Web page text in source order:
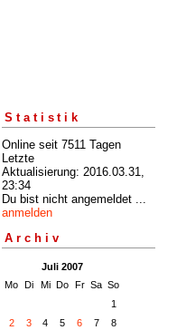
Statistik
Online seit 7511 Tagen
Letzte
Aktualisierung: 2016.03.31,
23:34
Du bist nicht angemeldet ...
anmelden
Archiv
Juli 2007
Mo Di Mi Do Fr Sa So
1
2
3 4 5 6 7
8